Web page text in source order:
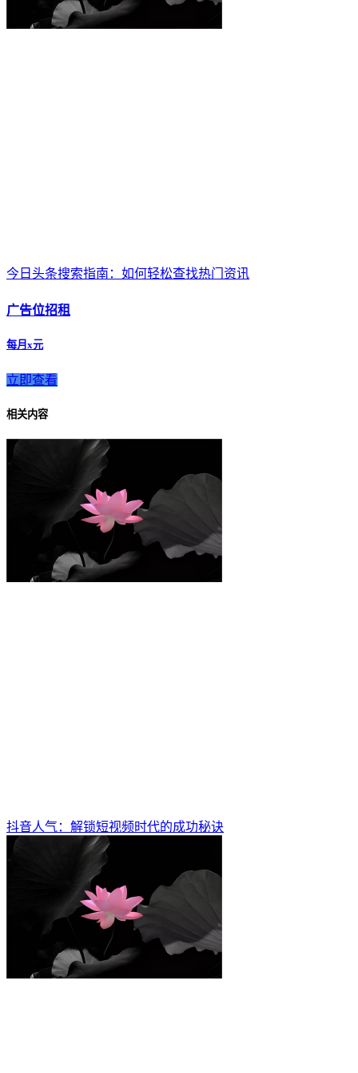
今日头条搜索指南：如何轻松查找热门资讯
广告位招租
每月x元
立即查看
相关内容
抖音人气：解锁短视频时代的成功秘诀